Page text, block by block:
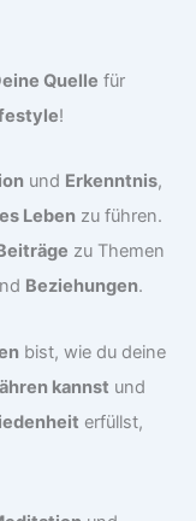
Quelle für
!
und Erkenntnis,
Leben zu führen.
zu Themen
Beziehungen.
bist, wie du deine
kannst und
erfüllst,